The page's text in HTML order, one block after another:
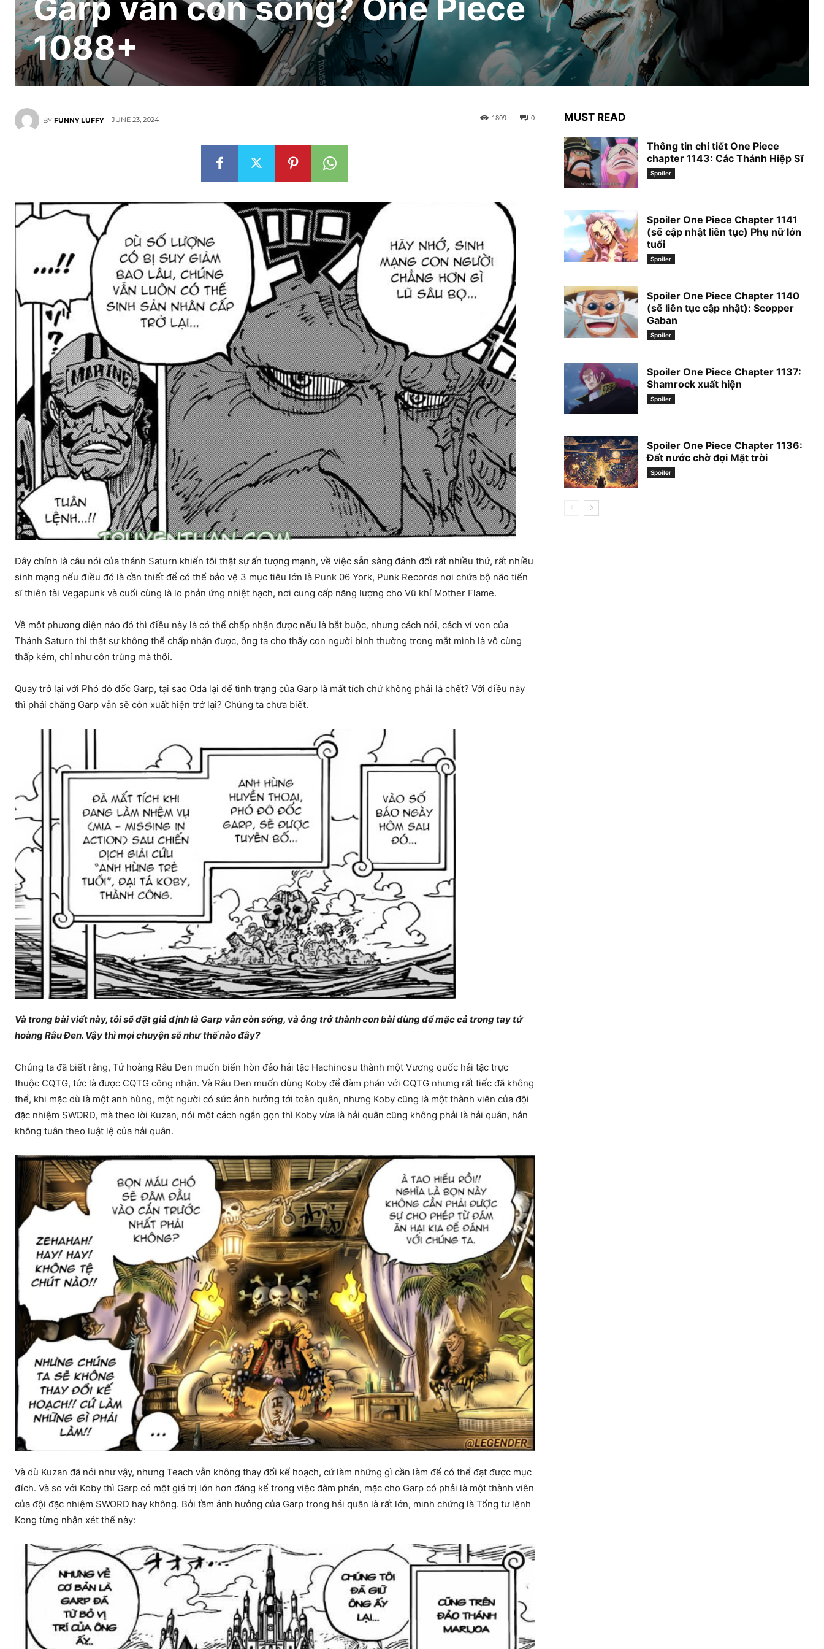
Garp vẫn còn sống? One Piece
1088+
BY FUNNY LUFFY JUNE 23, 2024 0
1809
Đây chính là câu nói của thánh Saturn khiến tôi thật sự ấn tượng mạnh, về việc sẵn sàng đánh đối rất nhiều thứ, rất nhiều
sinh mạng nếu điều đó là cần thiết để có thể bảo vệ 3 mục tiêu lớn là Punk 06 York, Punk Records nơi chứa bộ não tiến
sĩ thiên tài Vegapunk và cuối cùng là lo phản ứng nhiệt hạch, nơi cung cấp năng lượng cho Vũ khí Mother Flame.
Về một phương diện nào đó thì điều này là có thể chấp nhận được nếu là bắt buộc, nhưng cách nói, cách ví von của
Thánh Saturn thì thật sự không thể chấp nhận được, ông ta cho thấy con người bình thường trong mắt mình là vô cùng
thấp kém, chỉ như côn trùng mà thôi.
Quay trở lại với Phó đô đốc Garp, tại sao Oda lại để tình trạng của Garp là mất tích chứ không phải là chết? Với điều này
thì phải chăng Garp vẫn sẽ còn xuất hiện trở lại? Chúng ta chưa biết.
Và trong bài viết này, tôi sẽ đặt giả định là Garp vẫn còn sống, và ông trở thành con bài dùng để mặc cả trong tay tứ
hoàng Râu Đen. Vậy thì mọi chuyện sẽ như thế nào đây?
Chúng ta đã biết rằng, Tứ hoàng Râu Đen muốn biến hòn đảo hải tặc Hachinosu thành một Vương quốc hải tặc trực
thuộc CQTG, tức là được CQTG công nhận. Và Râu Đen muốn dùng Koby để đàm phán với CQTG nhưng rất tiếc đã không
thể, khi mặc dù là một anh hùng, một người có sức ảnh hưởng tới toàn quân, nhưng Koby cũng là một thành viên của đội
đặc nhiệm SWORD, mà theo lời Kuzan, nói một cách ngắn gọn thì Koby vừa là hải quân cũng không phải là hải quân, hắn
không tuân theo luật lệ của hải quân.
Và dù Kuzan đã nói như vậy, nhưng Teach vẫn không thay đổi kế hoạch, cứ làm những gì cần làm để có thể đạt được mục
đích. Và so với Koby thì Garp có một giá trị lớn hơn đáng kể trong việc đàm phán, mặc cho Garp có phải là một thành viên
của đội đặc nhiệm SWORD hay không. Bởi tầm ảnh hưởng của Garp trong hải quân là rất lớn, minh chứng là Tổng tư lệnh
Kong từng nhận xét thế này:
MUST READ
Thông tin chi tiết One Piece
chapter 1143: Các Thánh Hiệp Sĩ
Spoiler
Spoiler One Piece Chapter 1141
(sẽ cập nhật liên tục) Phụ nữ lớn
tuổi
Spoiler
Spoiler One Piece Chapter 1140
(sẽ liên tục cập nhật): Scopper
Gaban
Spoiler
Spoiler One Piece Chapter 1137:
Shamrock xuất hiện
Spoiler
Spoiler One Piece Chapter 1136:
Đất nước chờ đợi Mặt trời
Spoiler